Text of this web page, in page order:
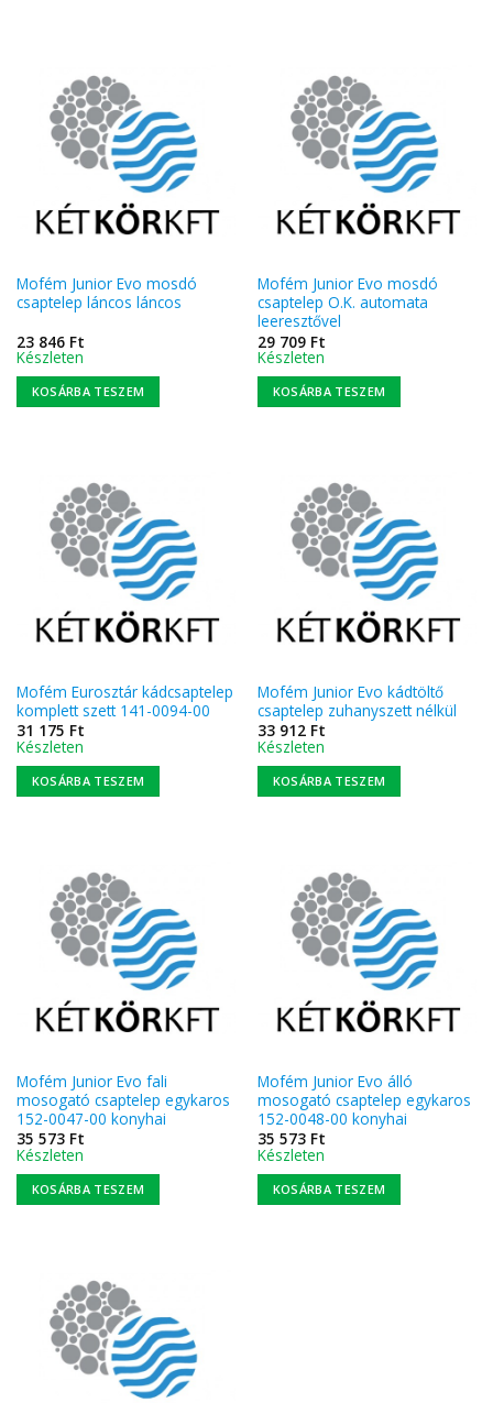
Mofém Junior Evo mosdó
csaptelep láncos láncos
23 846 Ft
Készleten
KOSÁRBA TESZEM
Mofém Junior Evo mosdó
csaptelep O.K. automata
leeresztővel
29 709 Ft
Készleten
KOSÁRBA TESZEM
Mofém Eurosztár kádcsaptelep
komplett szett 141-0094-00
31 175 Ft
Készleten
KOSÁRBA TESZEM
Mofém Junior Evo kádtöltő
csaptelep zuhanyszett nélkül
33 912 Ft
Készleten
KOSÁRBA TESZEM
Mofém Junior Evo fali
mosogató csaptelep egykaros
152-0047-00 konyhai
35 573 Ft
Készleten
KOSÁRBA TESZEM
Mofém Junior Evo álló
mosogató csaptelep egykaros
152-0048-00 konyhai
35 573 Ft
Készleten
KOSÁRBA TESZEM